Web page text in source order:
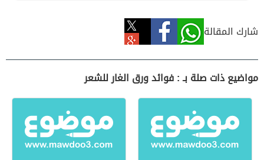
شارك المقالة
مواضيع ذات صلة بـ : فوائد ورق الغار للشعر